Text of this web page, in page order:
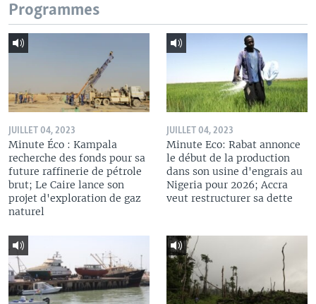
Programmes
JUILLET 04, 2023
Minute Éco : Kampala
recherche des fonds pour sa
future raffinerie de pétrole
brut; Le Caire lance son
projet d'exploration de gaz
naturel
JUILLET 04, 2023
Minute Eco: Rabat annonce
le début de la production
dans son usine d'engrais au
Nigeria pour 2026; Accra
veut restructurer sa dette